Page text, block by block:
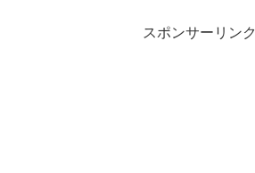
スポンサーリンク